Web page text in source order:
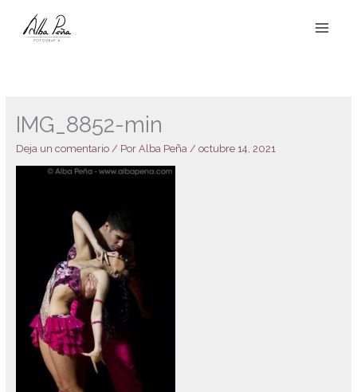
contenido
IMG_8852-min
Deja un comentario / Por Alba Peña / octubre 14, 2021